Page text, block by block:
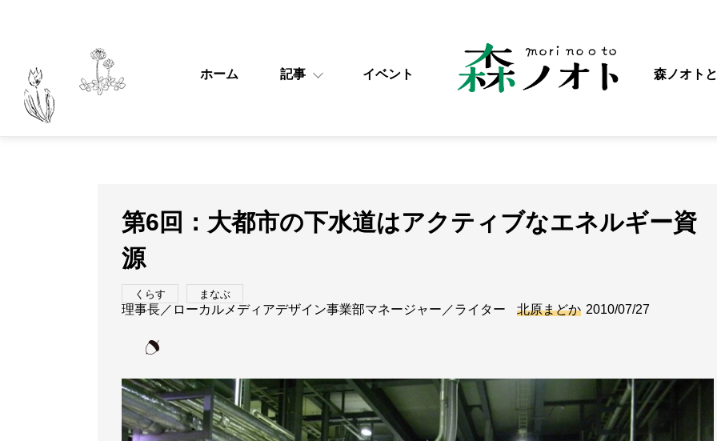
ホーム 記事 イベント 森ノオト
第6回：大都市の下水道はアクティブなエネルギー資
源
くらす まなぶ
理事長／ローカルメディアデザイン事業部マネージャー／ライター 北原まどか 2010/07/27